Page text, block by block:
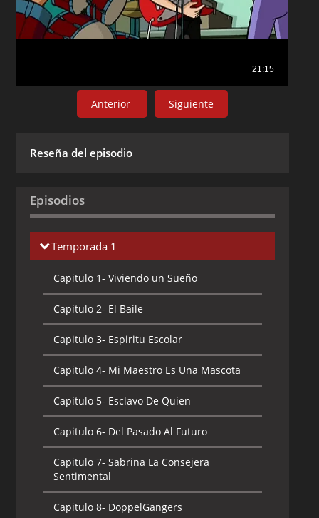
Anterior Siguiente
Reseña del episodio
Episodios
Temporada 1
Capitulo 1- Viviendo un Sueño
Capitulo 2- El Baile
Capitulo 3- Espiritu Escolar
Capitulo 4- Mi Maestro Es Una Mascota
Capitulo 5- Esclavo De Quien
Capitulo 6- Del Pasado Al Futuro
Capitulo 7- Sabrina La Consejera
Sentimental
Capitulo 8- DoppelGangers